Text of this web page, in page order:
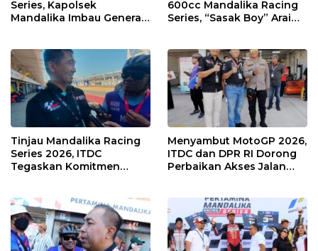
Series, Kapolsek
Mandalika Imbau Generasi
600cc Mandalika Racing
Series, “Sasak Boy” Arai
Tinjau Mandalika Racing
Series 2026, ITDC
Tegaskan Komitmen
Kawasan
Menyambut MotoGP 2026,
ITDC dan DPR RI Dorong
Perbaikan Akses Jalan